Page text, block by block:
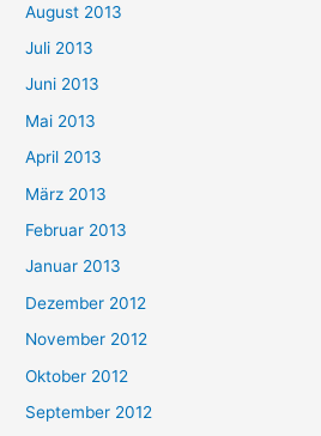
August 2013
Juli 2013
Juni 2013
Mai 2013
April 2013
März 2013
Februar 2013
Januar 2013
Dezember 2012
November 2012
Oktober 2012
September 2012